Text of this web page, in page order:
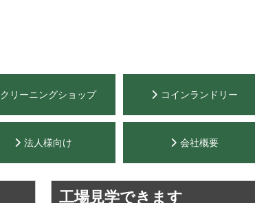
クリーニングショップ コインランドリー
法人様向け 会社概要
工場見学できます